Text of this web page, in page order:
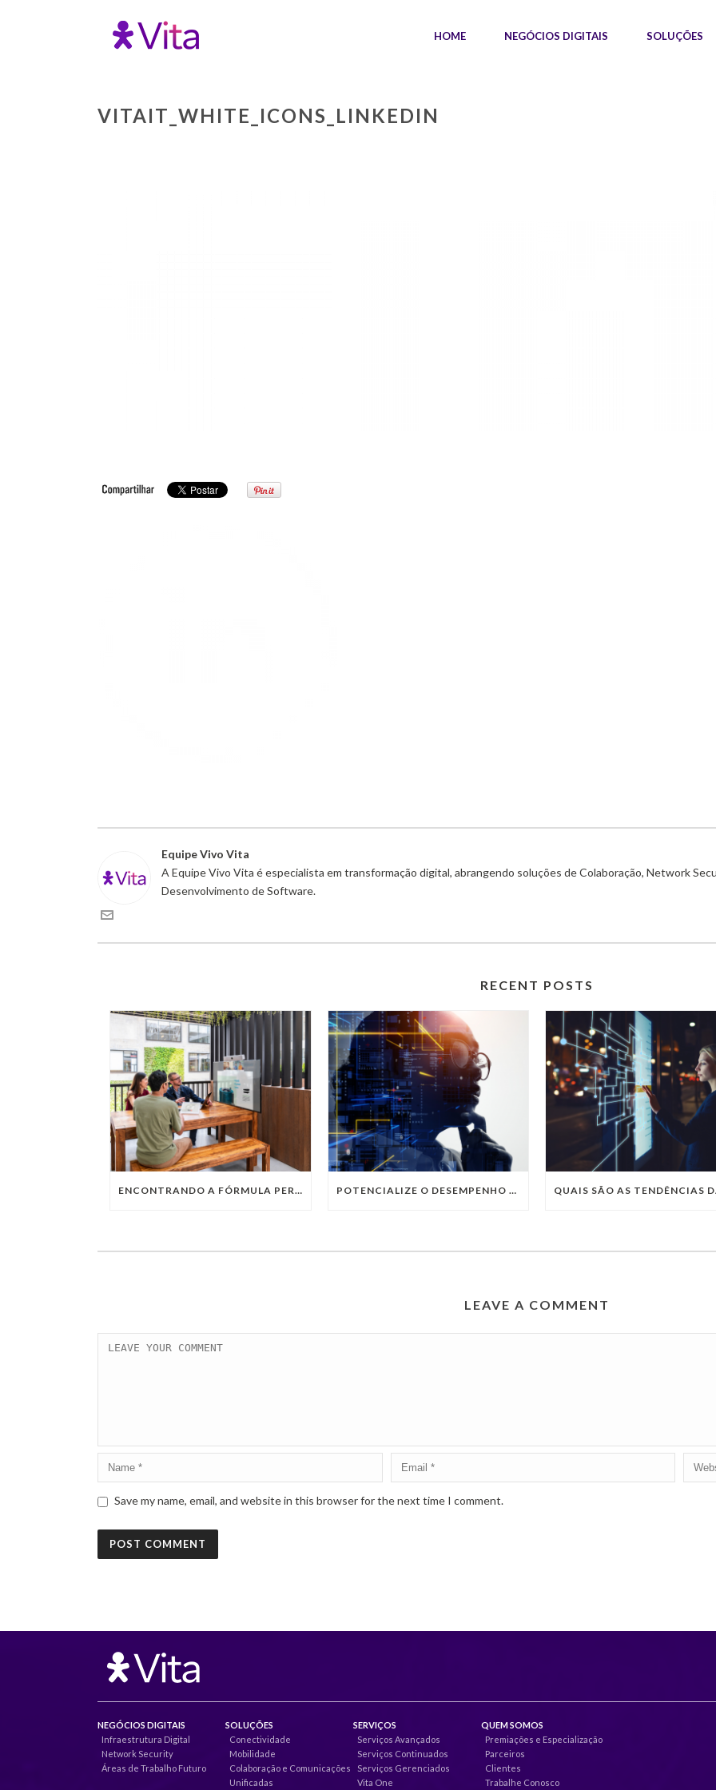
HOME NEGÓCIOS DIGITAIS SOLUÇÕES
VITAIT_WHITE_ICONS_LINKEDIN
Equipe Vivo Vita
A Equipe Vivo Vita é especialista em transformação digital, abrangendo soluções de Colaboração, Network
Desenvolvimento de Software.
RECENT POSTS
ENCONTRANDO A FÓRMULA PERFEITA: TRABALHO PRESENCIAL, HOME OFFICE OU TRABALHO HÍBRIDO? POTENCIALIZE O DESEMPENHO DA SUA EMPRESA COM OS SERVIÇOS DE TI DA VIVO VITA
LEAVE A COMMENT
Save my name, email, and website in this browser for the next time I comment.
NEGÓCIOS DIGITAIS
Infraestrutura Digital
Network Security
Áreas de Trabalho Futuro
SOLUÇÕES
Conectividade
Mobilidade
Colaboração e Comunicações
Unificadas
SERVIÇOS
Serviços Avançados
Serviços Continuados
Serviços Gerenciados
Vita One
QUEM SOMOS
Premiações e Especialização
Parceiros
Clientes
Trabalhe Conosco